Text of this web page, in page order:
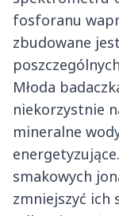
fosforanu
zbudowane
Młoda
niekorzystnie
mineralne
smakowych
zmniejszyć ich